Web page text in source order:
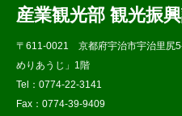
産業観光部 観光振
〒611-0021 京都府宇治市宇治里尻
めりあうじ」1階
Tel：0774-22-3141
Fax：0774-39-9409